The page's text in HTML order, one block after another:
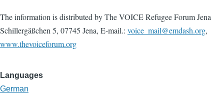
The information is distributed by The VOICE Refugee Forum Jena
Schillergäßchen 5, 07745 Jena, E-mail.: voice_mail@emdash.org,
www.thevoiceforum.org
Languages
German